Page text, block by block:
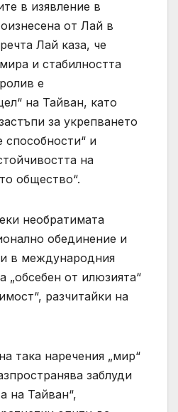
в изявление в
от Лай в
Лай каза, че
и стабилността
е
на Тайван, като
за укрепването
способности“ и
на
общество“.
необратимата
обединение и
в международния
„обсебен от илюзията“
разчитайки на
така наречения „мир“
заблуди
на Тайван“,